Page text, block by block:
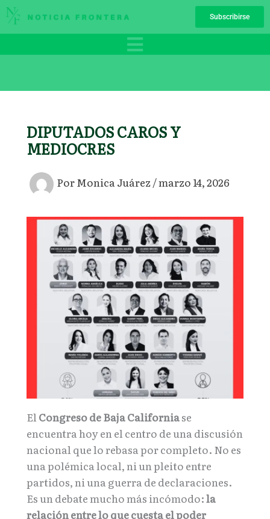
Ir
al
Subscribirse
DIPUTADOS CAROS Y
MEDIOCRES
PorMonica Juárez/marzo 14, 2026
El Congreso de Baja Californiase
encuentra hoy en el centro de una discusión
nacional que lo rebasa por completo. No es
una polémica local, ni un pleito entre
partidos, ni una guerra de declaraciones.
Es un debate mucho más incómodo:la
relación entre lo que cuesta el poder